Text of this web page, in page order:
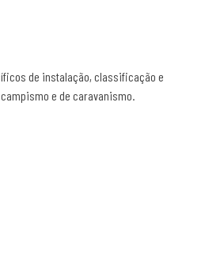
de instalação, classificação e
e de caravanismo.